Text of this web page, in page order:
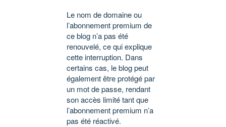
Le nom de domaine ou
l’abonnement premium de
ce blog n’a pas été
renouvelé, ce qui explique
cette interruption. Dans
certains cas, le blog peut
également être protégé par
un mot de passe, rendant
son accès limité tant que
l’abonnement premium n’a
pas été réactivé.